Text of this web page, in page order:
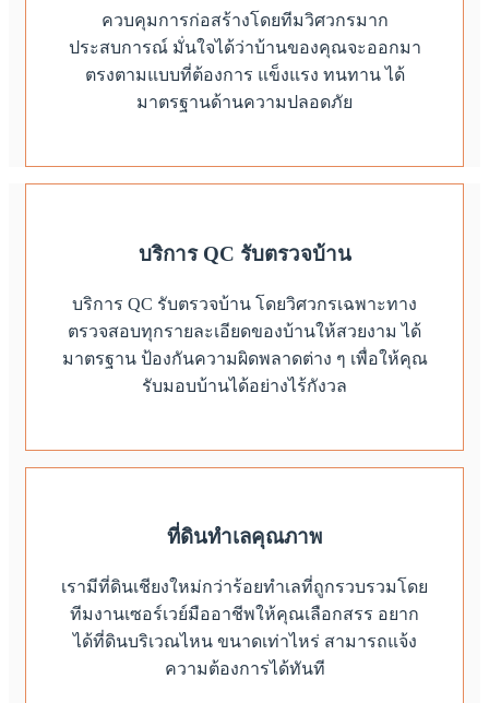
ควบคุมการก่อสร้างโดยทีมวิศวกรมาก
ประสบการณ์ มั่นใจได้ว่าบ้านของคุณจะออกมา
ตรงตามแบบที่ต้องการ แข็งแรง ทนทาน ได้
มาตรฐานด้านความปลอดภัย
บริการ QC รับตรวจบ้าน
บริการ QC รับตรวจบ้าน โดยวิศวกรเฉพาะทาง
ตรวจสอบทุกรายละเอียดของบ้านให้สวยงาม ได้
มาตรฐาน ป้องกันความผิดพลาดต่าง ๆ เพื่อให้คุณ
รับมอบบ้านได้อย่างไร้กังวล
ที่ดินทำเลคุณภาพ
เรามีที่ดินเชียงใหม่กว่าร้อยทำเลที่ถูกรวบรวมโดย
ทีมงานเซอร์เวย์มืออาชีพให้คุณเลือกสรร อยาก
ได้ที่ดินบริเวณไหน ขนาดเท่าไหร่ สามารถแจ้ง
ความต้องการได้ทันที